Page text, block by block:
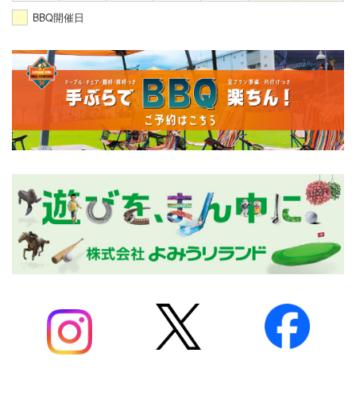
BBQ開催日